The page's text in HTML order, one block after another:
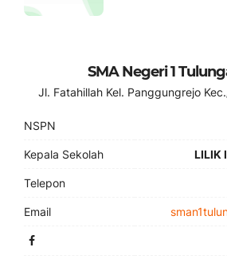
SMA Negeri 1
Jl. Fatahillah Kel. Panggungrejo
NSPN
Kepala Sekolah LILIK
Telepon
Email